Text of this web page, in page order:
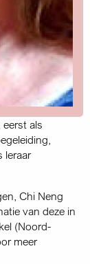
als
leraar
Chi Neng
van deze in
(Noord-
meer